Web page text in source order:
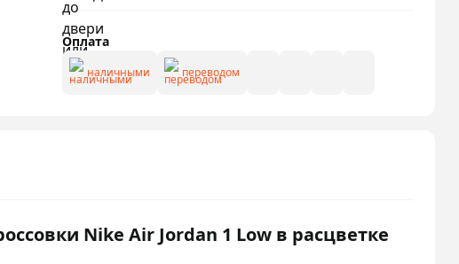
Оплата
наличными переводом
Nike Air Jordan 1 Low в расцветке